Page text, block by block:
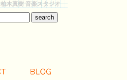
柏木真樹 音楽スタジオ